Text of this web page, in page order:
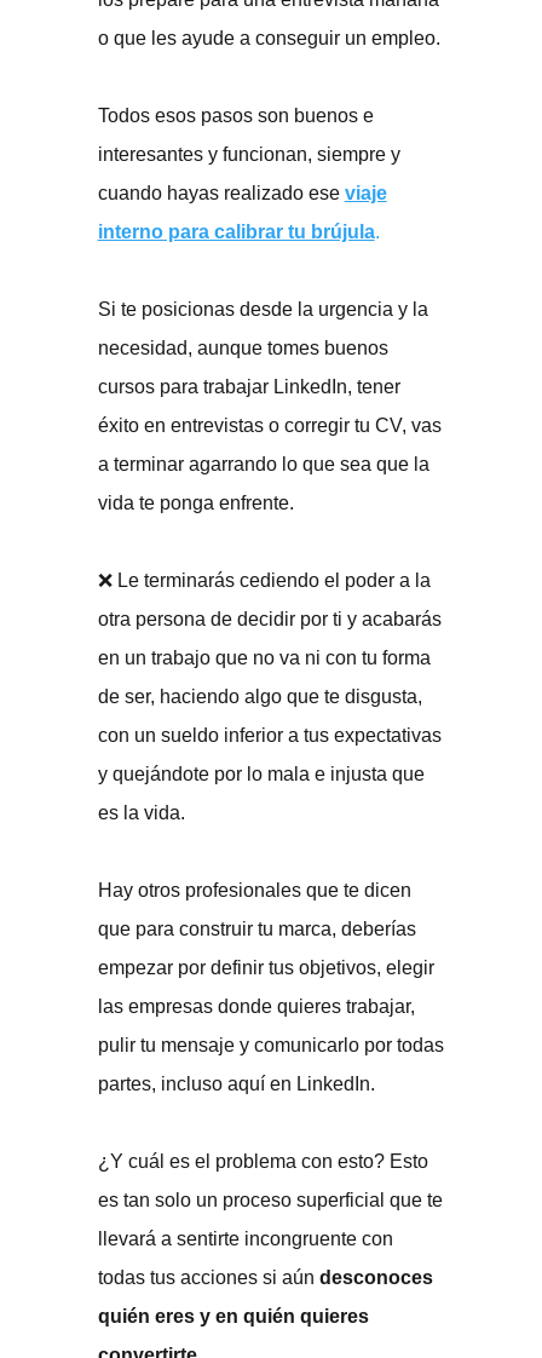
o que les ayude a conseguir un empleo.
Todos esos pasos son buenos e
interesantes y funcionan, siempre y
cuando hayas realizado ese viaje
interno para calibrar tu brújula.
Si te posicionas desde la urgencia y la
necesidad, aunque tomes buenos
cursos para trabajar LinkedIn, tener
éxito en entrevistas o corregir tu CV, vas
a terminar agarrando lo que sea que la
vida te ponga enfrente.
❌ Le terminarás cediendo el poder a la
otra persona de decidir por ti y acabarás
en un trabajo que no va ni con tu forma
de ser, haciendo algo que te disgusta,
con un sueldo inferior a tus expectativas
y quejándote por lo mala e injusta que
es la vida.
Hay otros profesionales que te dicen
que para construir tu marca, deberías
empezar por definir tus objetivos, elegir
las empresas donde quieres trabajar,
pulir tu mensaje y comunicarlo por todas
partes, incluso aquí en LinkedIn.
¿Y cuál es el problema con esto? Esto
es tan solo un proceso superficial que te
llevará a sentirte incongruente con
todas tus acciones si aún desconoces
quién eres y en quién quieres